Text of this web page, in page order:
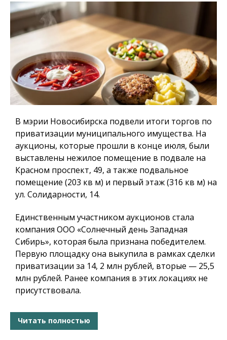
В мэрии Новосибирска подвели итоги торгов по
приватизации муниципального имущества. На
аукционы, которые прошли в конце июля, были
выставлены нежилое помещение в подвале на
Красном проспект, 49, а также подвальное
помещение (203 кв м) и первый этаж (316 кв м) на
ул. Солидарности, 14.
Единственным участником аукционов стала
компания ООО «Солнечный день Западная
Сибирь», которая была признана победителем.
Первую площадку она выкупила в рамках сделки
приватизации за 14, 2 млн рублей, вторые — 25,5
млн рублей. Ранее компания в этих локациях не
присутствовала.
Читать полностью